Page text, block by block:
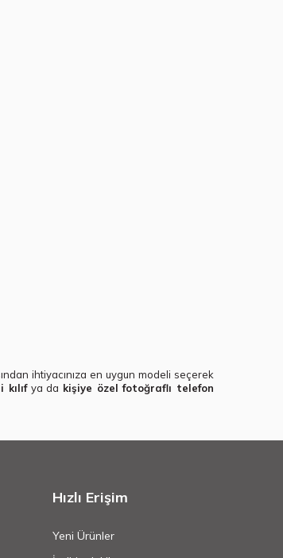
ihtiyacınıza en uygun modeli seçerek
kılıfya da kişiye özel fotoğraflı telefon
Hızlı Erişim
Yeni Ürünler